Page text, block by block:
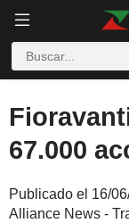
67.000
Publicado el 16/
Alliance News -